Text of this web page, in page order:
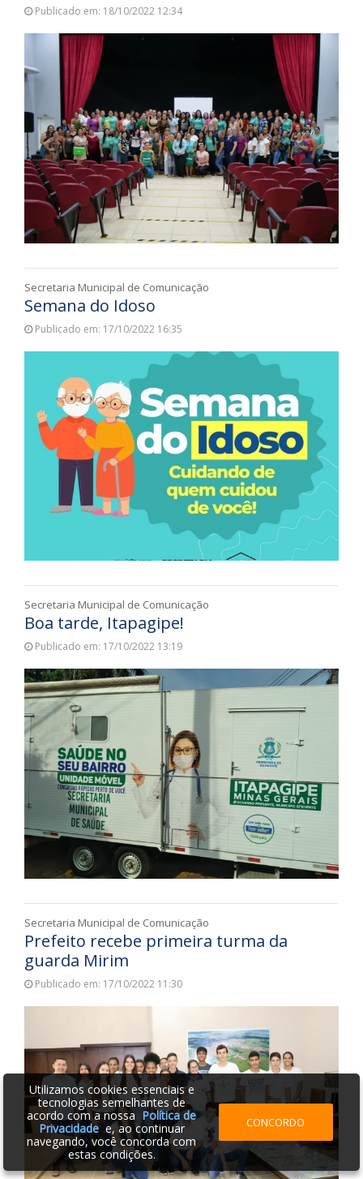
Publicado em: 18/10/2022 12:34
Secretaria Municipal de Comunicação
Semana do Idoso
Publicado em: 17/10/2022 16:35
Secretaria Municipal de Comunicação
Boa tarde, Itapagipe!
Publicado em: 17/10/2022 13:19
Secretaria Municipal de Comunicação
Prefeito recebe primeira turma da
guarda Mirim
Publicado em: 17/10/2022 11:30
Utilizamos cookies essenciais e
tecnologias semelhantes de
acordo com a nossa Política de
Privacidadee, ao continuar
navegando, você concorda com
estas condições.
CONCORDO